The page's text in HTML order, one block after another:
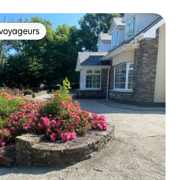
les plus appréciés